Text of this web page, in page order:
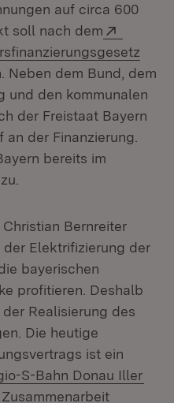
auf circa 600
soll nach dem
Neben dem Bund, dem
und den kommunalen
der Freistaat Bayern
der Finanzierung.
bereits im
Bernreiter
der Elektrifizierung der
bayerischen
profitieren. Deshalb
Realisierung des
Die heutige
ist ein
S-Bahn Donau Iller